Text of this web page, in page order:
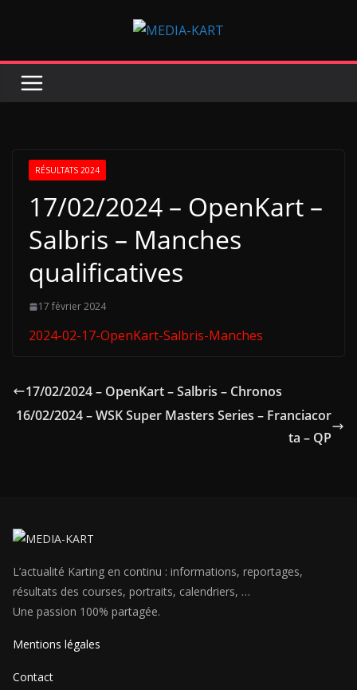
RÉSULTATS 2024
17/02/2024 – OpenKart –
Salbris – Manches
qualificatives
17 février 2024
2024-02-17-OpenKart-Salbris-Manches
17/02/2024 – OpenKart – Salbris – Chronos
16/02/2024 – WSK Super Masters Series – Franciacor
ta – QP
L’actualité Karting en continu : informations, reportages,
résultats des courses, portraits, calendriers, …
Une passion 100% partagée.
Mentions légales
Contact